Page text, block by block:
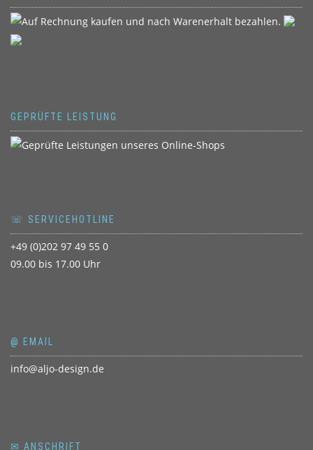
GEPRÜFTE LEISTUNG
☏ SERVICEHOTLINE
+49 (0)202 97 49 55 0
09.00 bis 17.00 Uhr
@ EMAIL
info@aljo-design.de
✉ ANSCHRIFT